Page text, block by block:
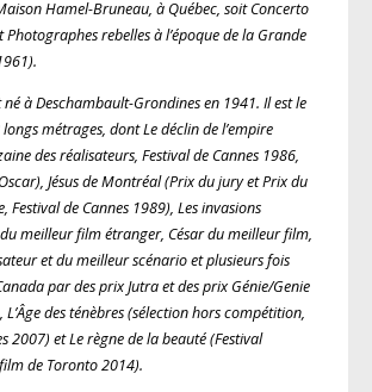
Hamel-Bruneau, à Québec, soit Concerto
rebelles à l’époque de la Grande
à Deschambault-Grondines en 1941. Il est le
métrages, dont Le déclin de l’empire
des réalisateurs, Festival de Cannes 1986,
Jésus de Montréal (Prix du jury et Prix du
de Cannes 1989), Les invasions
meilleur film étranger, César du meilleur film,
et du meilleur scénario et plusieurs fois
par des prix Jutra et des prix Génie/Genie
des ténèbres (sélection hors compétition,
2007) et Le règne de la beauté (Festival
de Toronto 2014).